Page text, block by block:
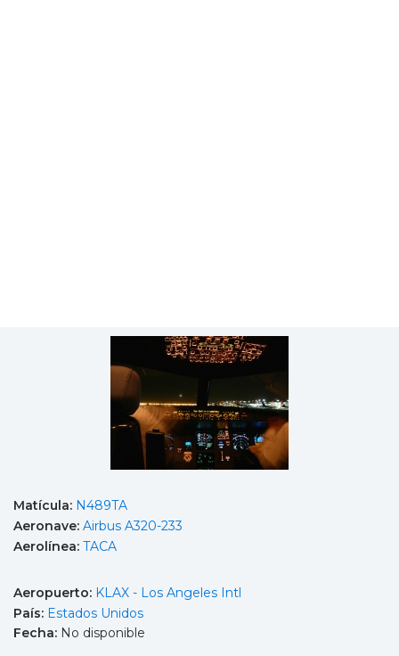
Matícula: N489TA
Aeronave: Airbus A320-233
Aerolínea: TACA
Aeropuerto: KLAX - Los Angeles Intl
País: Estados Unidos
Fecha: No disponible